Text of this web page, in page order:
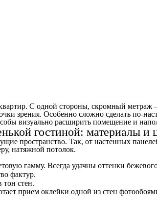
С одной стороны, скромный метраж
зрения. Особенно сложно сделать по-
визуально расширить помещение и
гостиной: материалы и
пространство. Так, от настенных
натяжной потолок.
гамму. Всегда удачны оттенки
фактур.
тон стен.
прием оклейки одной из стен